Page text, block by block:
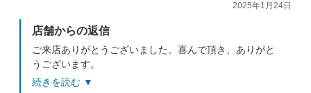
2025年1月24日
店舗からの返信
ご来店ありがとうございました。喜んで頂き、ありがと
うございます。
洗車・コーティング、いつでもお待ちしております。
続きを読む ▼